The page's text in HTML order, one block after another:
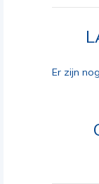
Er zijn